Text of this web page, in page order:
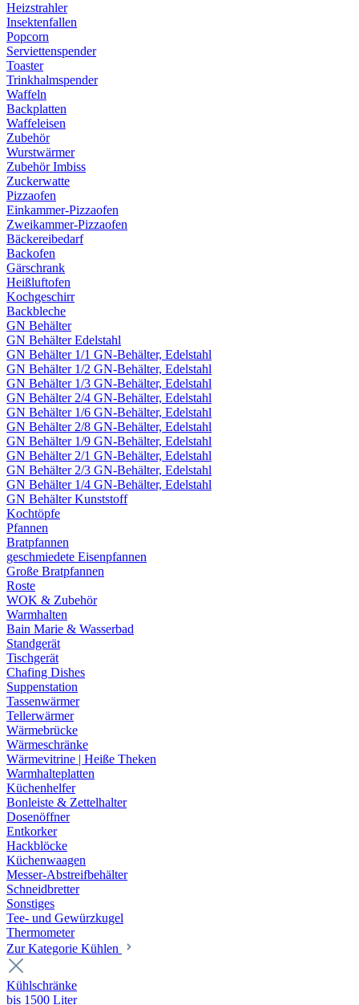
Heizstrahler
Insektenfallen
Popcorn
Serviettenspender
Toaster
Trinkhalmspender
Waffeln
Backplatten
Waffeleisen
Zubehör
Wurstwärmer
Zubehör Imbiss
Zuckerwatte
Pizzaofen
Einkammer-Pizzaofen
Zweikammer-Pizzaofen
Bäckereibedarf
Backofen
Gärschrank
Heißluftofen
Kochgeschirr
Backbleche
GN Behälter
GN Behälter Edelstahl
GN Behälter 1/1 GN-Behälter, Edelstahl
GN Behälter 1/2 GN-Behälter, Edelstahl
GN Behälter 1/3 GN-Behälter, Edelstahl
GN Behälter 2/4 GN-Behälter, Edelstahl
GN Behälter 1/6 GN-Behälter, Edelstahl
GN Behälter 2/8 GN-Behälter, Edelstahl
GN Behälter 1/9 GN-Behälter, Edelstahl
GN Behälter 2/1 GN-Behälter, Edelstahl
GN Behälter 2/3 GN-Behälter, Edelstahl
GN Behälter 1/4 GN-Behälter, Edelstahl
GN Behälter Kunststoff
Kochtöpfe
Pfannen
Bratpfannen
geschmiedete Eisenpfannen
Große Bratpfannen
Roste
WOK & Zubehör
Warmhalten
Bain Marie & Wasserbad
Standgerät
Tischgerät
Chafing Dishes
Suppenstation
Tassenwärmer
Tellerwärmer
Wärmebrücke
Wärmeschränke
Wärmevitrine | Heiße Theken
Warmhalteplatten
Küchenhelfer
Bonleiste & Zettelhalter
Dosenöffner
Entkorker
Hackblöcke
Küchenwaagen
Messer-Abstreifbehälter
Schneidbretter
Sonstiges
Tee- und Gewürzkugel
Thermometer
Zur Kategorie Kühlen
Kühlschränke
bis 1500 Liter